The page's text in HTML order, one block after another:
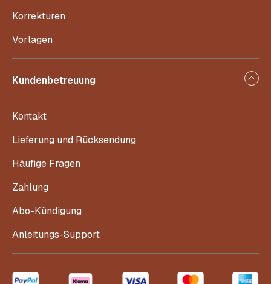
Korrekturen
Vorlagen
Kundenbetreuung
Kontakt
Lieferung und Rücksendung
Häufige Fragen
Zahlung
Abo-Kündigung
Anleitungs-Support